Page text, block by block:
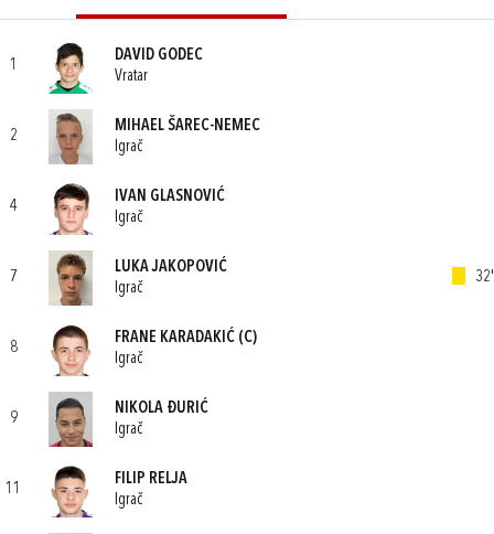
1
DAVID GODEC
Vratar
2
MIHAEL ŠAREC-NEMEC
Igrač
4
IVAN GLASNOVIĆ
Igrač
7
LUKA JAKOPOVIĆ
Igrač
32'
8
FRANE KARADAKIĆ (C)
Igrač
9
NIKOLA ĐURIĆ
Igrač
11
FILIP RELJA
Igrač